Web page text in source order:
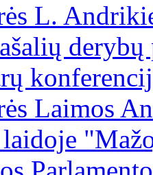
L.
derybų
Laimos